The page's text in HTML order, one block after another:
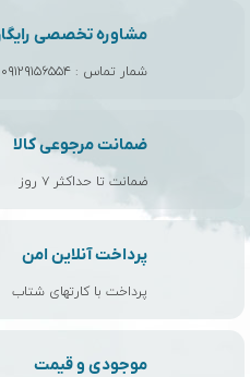
مشاوره تخصصی
شمار تماس : ۰۹۱۲۹۱۵۶۵۵۴
ضمانت مرجوعی کالا
ضمانت تا حداکثر ۷ روز
پرداخت آنلاین امن
پرداخت با کارتهای شتاب
موجودی و قیمت